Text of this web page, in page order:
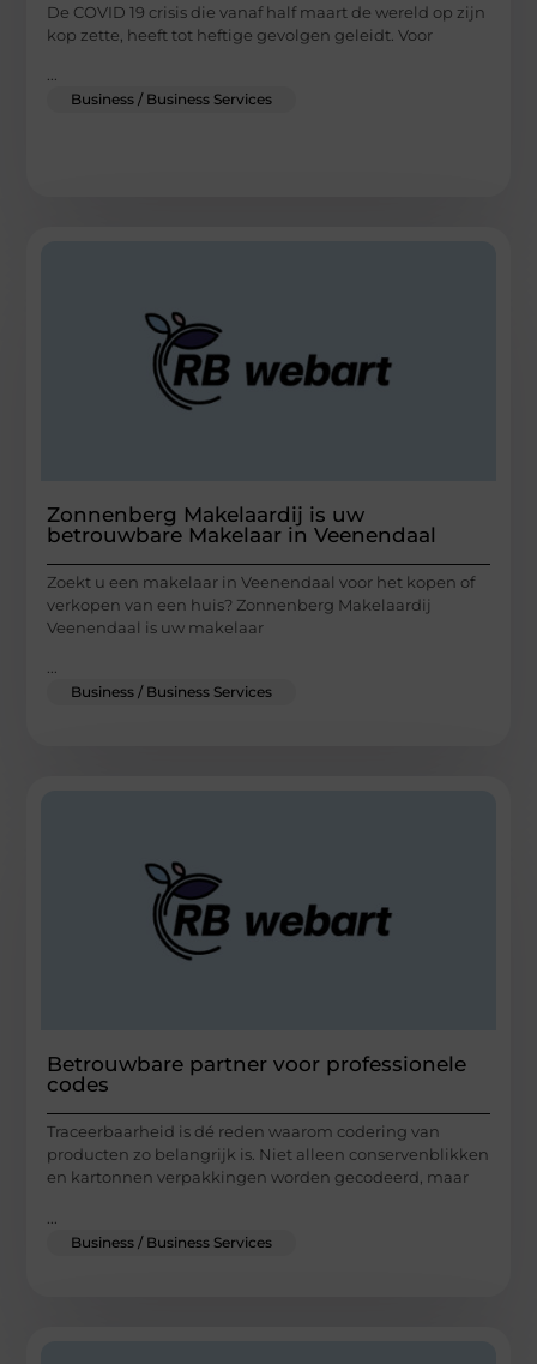
De COVID 19 crisis die vanaf half maart de wereld op zijn
kop zette, heeft tot heftige gevolgen geleidt. Voor
Business / Business Services
Zonnenberg Makelaardij is uw
betrouwbare Makelaar in Veenendaal
Zoekt u een makelaar in Veenendaal voor het kopen of
verkopen van een huis? Zonnenberg Makelaardij
Veenendaal is uw makelaar
...
Business / Business Services
Betrouwbare partner voor professionele
codes
Traceerbaarheid is dé reden waarom codering van
producten zo belangrijk is. Niet alleen conservenblikken
en kartonnen verpakkingen worden gecodeerd, maar
Business / Business Services